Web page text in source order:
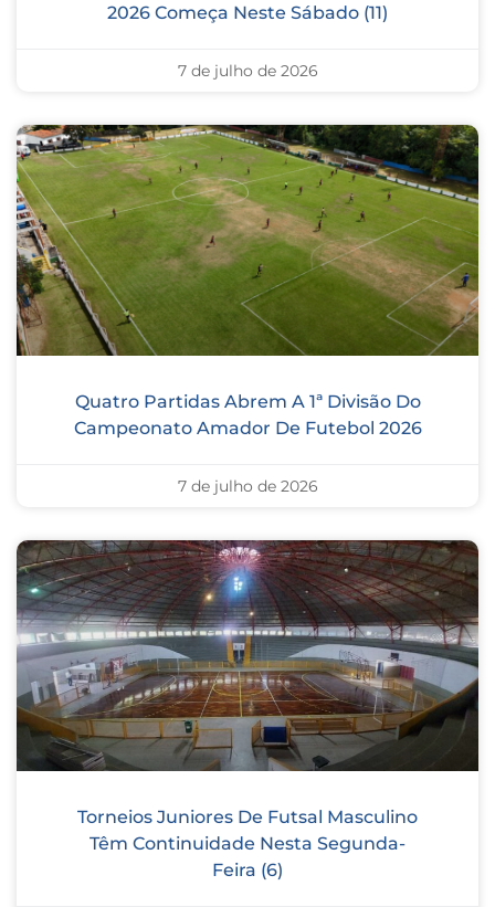
2026 Começa Neste Sábado (11)
7 de julho de 2026
Quatro Partidas Abrem A 1ª Divisão Do
Campeonato Amador De Futebol 2026
7 de julho de 2026
Torneios Juniores De Futsal Masculino
Têm Continuidade Nesta Segunda-
Feira (6)